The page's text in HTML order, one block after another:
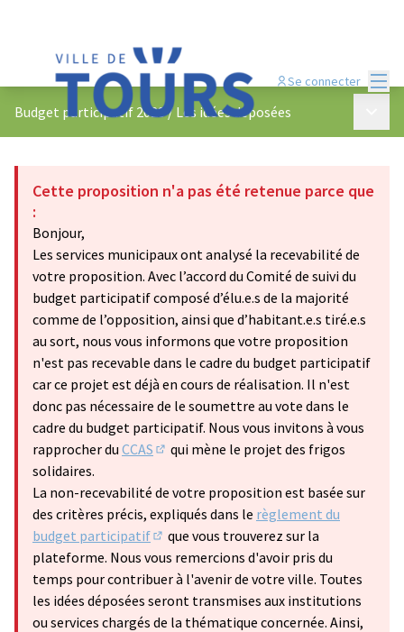
Se connecter
Budget participatif 2023/ Les idées déposées
Cette proposition n'a pas été retenue parce que
:
Bonjour,
Les services municipaux ont analysé la recevabilité de
votre proposition. Avec l’accord du Comité de suivi du
budget participatif composé d’élu.e.s de la majorité
comme de l’opposition, ainsi que d’habitant.e.s tiré.e.s
au sort, nous vous informons que votre proposition
n'est pas recevable dans le cadre du budget participatif
car ce projet est déjà en cours de réalisation. Il n'est
donc pas nécessaire de le soumettre au vote dans le
cadre du budget participatif. Nous vous invitons à vous
rapprocher du CCAS
qui mène le projet des frigos
solidaires.
La non-recevabilité de votre proposition est basée sur
des critères précis, expliqués dans le règlement du
budget participatif
(S'ouvre dans un nouvel onglet)
que vous trouverez sur la
plateforme. Nous vous remercions d'avoir pris du
temps pour contribuer à l'avenir de votre ville. Toutes
les idées déposées seront transmises aux institutions
ou services chargés de la thématique concernée. Ainsi,